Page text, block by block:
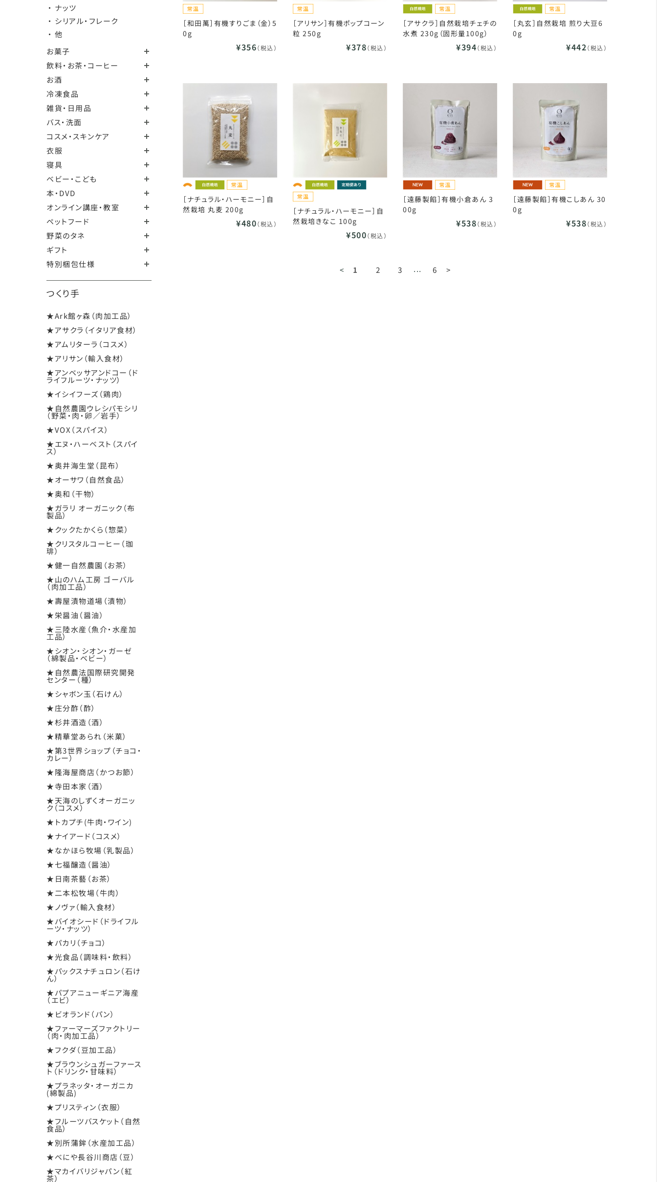
・ ナッツ
・ シリアル・フレーク
・ 他
お菓子
飲料・お茶・コーヒー
お酒
冷凍食品
雑貨・日用品
バス・洗面
コスメ・スキンケア
衣服
寝具
ベビー・こども
本・DVD
オンライン講座・教室
ペットフード
野菜のタネ
ギフト
特別梱包仕様
つくり手
★Ark館ヶ森（肉加工品）
★アサクラ（イタリア食材）
★アムリターラ（コスメ）
★アリサン（輸入食材）
★アンベッサアンドコー（ド
ライフルーツ・ナッツ）
★イシイフーズ（鶏肉）
★自然農園ウレシパモシリ
（野菜・肉・卵／岩手）
★VOX（スパイス）
★エヌ・ハーベスト（スパイ
ス）
★奥井海生堂（昆布）
★オーサワ（自然食品）
★奥和（干物）
★ガラリ オーガニック（布
製品）
★クックたかくら（惣菜）
★クリスタルコーヒー（珈
琲）
★健一自然農園（お茶）
★山のハム工房 ゴーバル
（肉加工品）
★壽屋漬物道場（漬物）
★栄醤油（醤油）
★三陸水産（魚介・水産加
工品）
★シオン・シオン・ガーゼ
（綿製品・ベビー）
★自然農法国際研究開発
センター（種）
★シャボン玉（石けん）
★庄分酢（酢）
★杉井酒造（酒）
★精華堂あられ（米菓）
★第3世界ショップ（チョコ・
カレー）
★隆海屋商店（かつお節）
★寺田本家（酒）
★天海のしずくオーガニッ
ク（コスメ）
★トカプチ(牛肉・ワイン)
★ナイアード（コスメ）
★なかほら牧場（乳製品）
★七福醸造（醤油）
★日南茶藝（お茶）
★二本松牧場（牛肉）
★ノヴァ（輸入食材）
★バイオシード（ドライフル
ーツ・ナッツ）
★パカリ（チョコ）
★光食品（調味料・飲料）
★パックスナチュロン（石け
ん）
★パプアニューギニア海産
（エビ）
★ビオランド（パン）
★ファーマーズファクトリー
（肉・肉加工品）
★フクダ（豆加工品）
★ブラウンシュガーファース
ト（ドリンク・甘味料）
★プラネッタ・オーガニカ
(綿製品)
★プリスティン（衣服）
★フルーツバスケット（自然
食品）
★別所蒲鉾（水産加工品）
★べにや長谷川商店（豆）
★マカイバリジャパン（紅
茶）
［和田萬］有機すりごま（金）5
0g
¥356（税込）
［アリサン］有機ポップコーン
粒 250g
¥378（税込）
［アサクラ］自然栽培チェチの
水煮 230g（固形量100g）
¥394（税込）
［丸玄］自然栽培 煎り大豆6
0g
¥442（税込）
［ナチュラル・ハーモニー］自
然栽培 丸麦 200g
¥480（税込）
［ナチュラル・ハーモニー］自
然栽培きなこ 100g
¥500（税込）
［遠藤製餡］有機小倉あん 3
00g
¥538（税込）
［遠藤製餡］有機こしあん 30
0g
¥538（税込）
< 1 2 3 ... 6 >